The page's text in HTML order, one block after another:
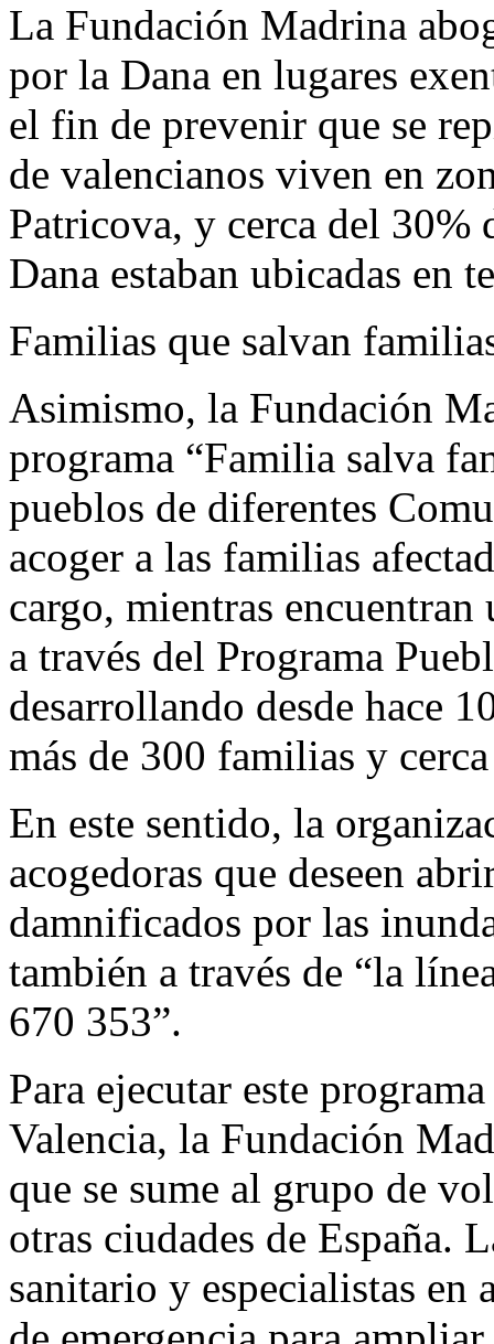
La Fundación Madrina
por la Dana en lugares
el fin de prevenir que se
de valencianos viven en
Patricova, y cerca del 30%
Dana estaban ubicadas en
Familias que salvan
Asimismo, la Fundación
programa “Familia salva
pueblos de diferentes
acoger a las familias
cargo, mientras
a través del Programa
desarrollando desde hace
más de 300 familias y
En este sentido, la
acogedoras que deseen
damnificados por las
también a través de “la
670 353”.
Para ejecutar este
Valencia, la Fundación
que se sume al grupo de
otras ciudades de España.
sanitario y especialistas